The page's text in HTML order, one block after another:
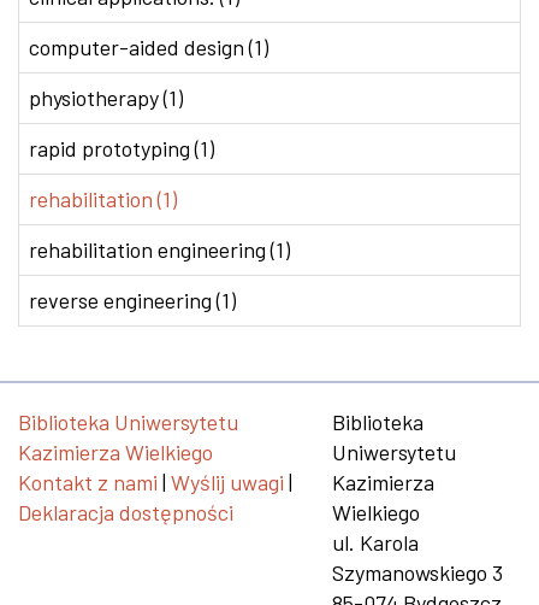
computer-aided design (1)
physiotherapy (1)
rapid prototyping (1)
rehabilitation (1)
rehabilitation engineering (1)
reverse engineering (1)
Biblioteka Uniwersytetu
Kazimierza Wielkiego
Kontakt z nami | Wyślij uwagi |
Deklaracja dostępności
Biblioteka
Uniwersytetu
Kazimierza
Wielkiego
ul. Karola
Szymanowskiego 3